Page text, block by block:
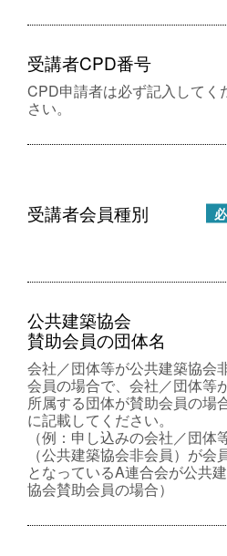
受講者CPD番号
CPD申請者は必ず記入してく
さい。
受講者会員種別
公共建築協会
賛助会員の団体名
会社／団体等が公共建築協会
会員の場合で、会社／団体等
所属する団体が賛助会員の場
に記載してください。
（例：申し込みの会社／団体
（公共建築協会非会員）が会
となっているA連合会が公共
協会賛助会員の場合）